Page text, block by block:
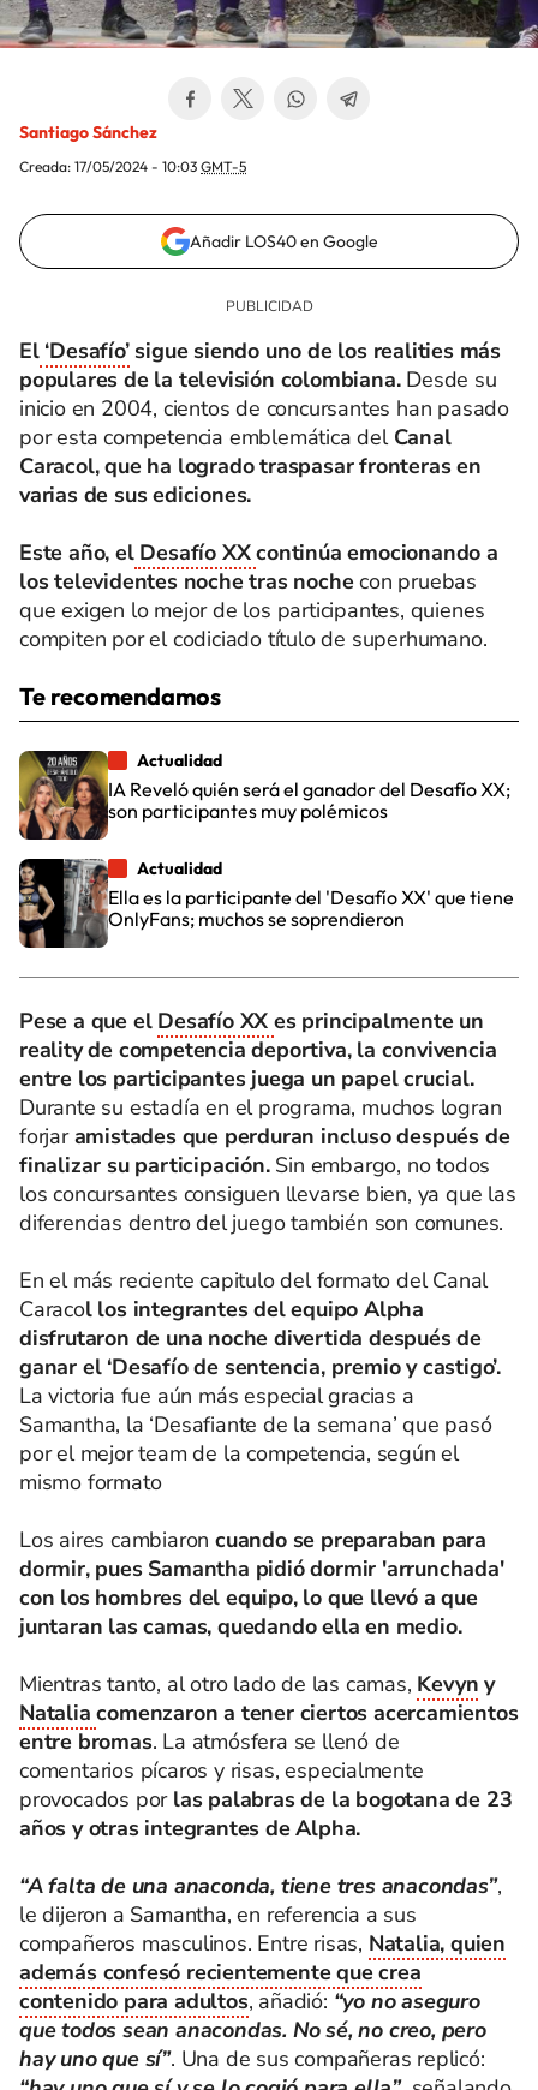
Santiago Sánchez
Creada: 17/05/2024 - 10:03 GMT-5
Añadir LOS40 en Google
El‘Desafío’sigue siendo uno de los realities más
populares de la televisión colombiana. Desde su
inicio en 2004, cientos de concursantes han pasado
por esta competencia emblemática del Canal
Caracol, que ha logrado traspasar fronteras en
varias de sus ediciones.
Este año, elDesafío XXcontinúa emocionando a
los televidentes noche tras nochecon pruebas
que exigen lo mejor de los participantes, quienes
compiten por el codiciado título de superhumano.
Te recomendamos
Actualidad
IA Reveló quién será el ganador del Desafío XX;
son participantes muy polémicos
Actualidad
Ella es la participante del 'Desafío XX' que tiene
OnlyFans; muchos se soprendieron
Pese a que el Desafío XXes principalmente un
reality de competencia deportiva, la convivencia
entre los participantes juega un papel crucial.
Durante su estadía en el programa, muchos logran
forjaramistades que perduran incluso después de
finalizar su participación.Sin embargo, no todos
los concursantes consiguen llevarse bien, ya que las
diferencias dentro del juego también son comunes.
En el más reciente capitulo del formato del Canal
Caracol los integrantes del equipo Alpha
disfrutaron de una noche divertida después de
ganar el ‘Desafío de sentencia, premio y castigo’.
La victoria fue aún más especial gracias a
Samantha, la ‘Desafiante de la semana’ que pasó
por el mejor team de la competencia, según el
mismo formato
Los aires cambiaron cuando se preparaban para
dormir, pues Samantha pidió dormir 'arrunchada'
con los hombres del equipo, lo que llevó a que
juntaran las camas, quedando ella en medio.
Mientras tanto, al otro lado de las camas, Kevyn y
Nataliacomenzaron a tener ciertos acercamientos
entre bromas. La atmósfera se llenó de
comentarios pícaros y risas, especialmente
provocados por las palabras de la bogotana de 23
años y otras integrantes de Alpha.
“A falta de una anaconda, tiene tres anacondas”,
le dijeron a Samantha, en referencia a sus
compañeros masculinos. Entre risas, Natalia, quien
además confesó recientemente que crea
contenido para adultos, añadió: “yo no aseguro
que todos sean anacondas. No sé, no creo, pero
hay uno que sí”. Una de sus compañeras replicó: